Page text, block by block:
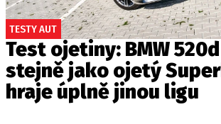
TESTY AUT
Test ojetiny: BMW
stejně jako ojetý
hraje úplně jinou ligu